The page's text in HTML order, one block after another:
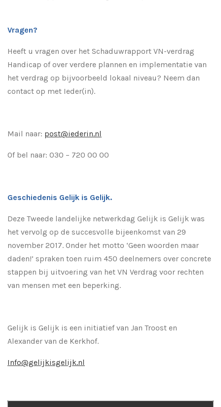
Vragen?
Heeft u vragen over het Schaduwrapport VN-verdrag
Handicap of over verdere plannen en implementatie van
het verdrag op bijvoorbeeld lokaal niveau? Neem dan
contact op met Ieder(in).
Mail naar: post@iederin.nl
Of bel naar: 030 – 720 00 00
Geschiedenis Gelijk is Gelijk.
Deze Tweede landelijke netwerkdag Gelijk is Gelijk was
het vervolg op de succesvolle bijeenkomst van 29
november 2017. Onder het motto ‘Geen woorden maar
daden!’ spraken toen ruim 450 deelnemers over concrete
stappen bij uitvoering van het VN Verdrag voor rechten
van mensen met een beperking.
Gelijk is Gelijk is een initiatief van Jan Troost en
Alexander van de Kerkhof.
Info@gelijkisgelijk.nl